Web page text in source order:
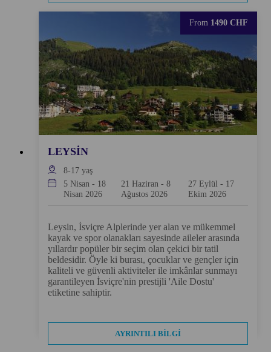
From 1490 CHF
LEYSIN
8-17 yaş
5 Nisan- 18
Nisan 2026
21 Haziran- 8
Ağustos 2026
27 Eylül - 17
Ekim 2026
Leysin, İsviçre Alplerinde yer alan ve mükemmel
kayak ve spor olanakları sayesinde aileler arasında
yıllardır popüler bir seçim olan çekici bir tatil
beldesidir. Öyle ki burası, çocuklar ve gençler için
kaliteli ve güvenli aktiviteler ile imkânlar sunmayı
garantileyen İsviçre'nin prestijli 'Aile Dostu'
etiketine sahiptir.
AYRINTILI BILGI